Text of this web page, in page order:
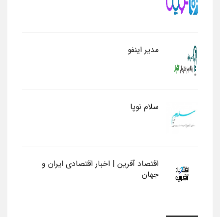
مدیر اینفو
سلام نوپا
اقتصاد آفرین | اخبار اقتصادی ایران و
جهان